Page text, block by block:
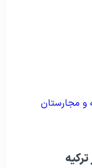
و مجارستان